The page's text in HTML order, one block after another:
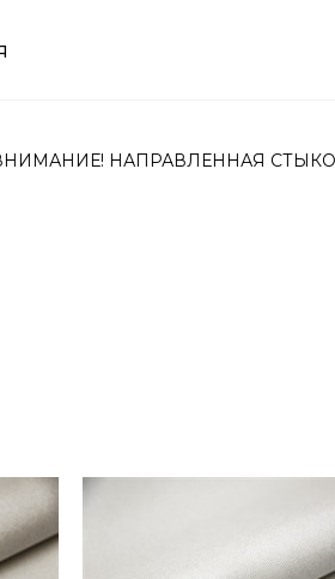
J) ВНИМАНИЕ! НАПРАВЛЕННАЯ